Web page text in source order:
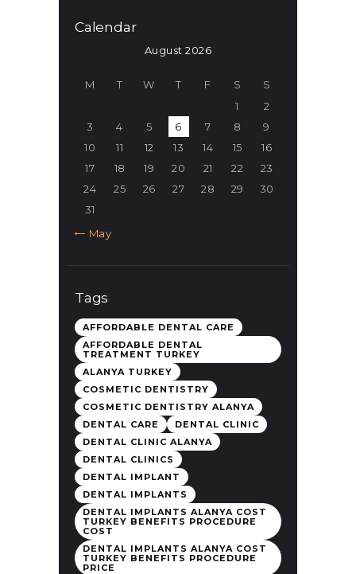
Calendar
August 2026
M T W T F S
S
1
2
3
4 5 6 7 8
9
10
11 12 13 14 15
16
17
18 19 20 21 22
23
24
25 26 27 28 29
30
31
« May
Tags
AFFORDABLE DENTAL CARE
AFFORDABLE DENTAL
TREATMENT TURKEY
ALANYA TURKEY
COSMETIC DENTISTRY
COSMETIC DENTISTRY ALANYA
DENTAL CARE
DENTAL CLINIC
DENTAL CLINIC ALANYA
DENTAL CLINICS
DENTAL IMPLANT
DENTAL IMPLANTS
DENTAL IMPLANTS ALANYA COST
TURKEY BENEFITS PROCEDURE
COST
DENTAL IMPLANTS ALANYA COST
TURKEY BENEFITS PROCEDURE
PRICE